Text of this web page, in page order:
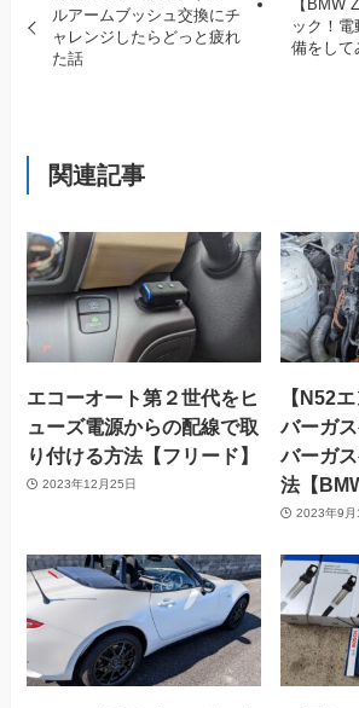
ルアームブッシュ交換にチ
ャレンジしたらどっと疲れ
た話
【BMW
ック！
備をして
関連記事
エコーオート第２世代をヒ
ューズ電源からの配線で取
り付ける方法【フリード】
2023年12月25日
【N52
バーガ
バーガ
法【
2023年9月